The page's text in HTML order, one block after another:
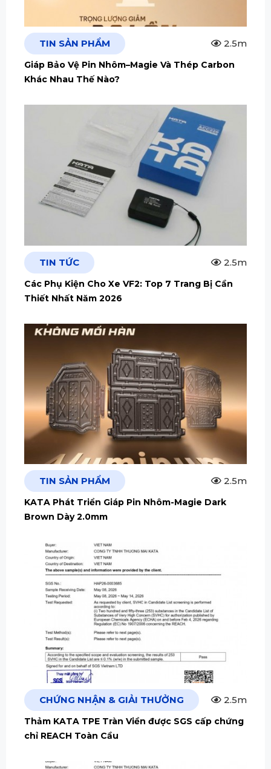
TIN SẢN PHẨM 2.5m
Giáp Bảo Vệ Pin Nhôm–Magie Và Thép Carbon
Khác Nhau Thế Nào?
TIN TỨC 2.5m
Các Phụ Kiện Cho Xe VF2: Top 7 Trang Bị Cần
Thiết Nhất Năm 2026
TIN SẢN PHẨM 2.5m
KATA Phát Triển Giáp Pin Nhôm-Magie Dark
Brown Dày 2.0mm
CHỨNG NHẬN & GIẢI THƯỞNG 2.5m
Thảm KATA TPE Tràn Viền được SGS cấp chứng
chỉ REACH Toàn Cầu